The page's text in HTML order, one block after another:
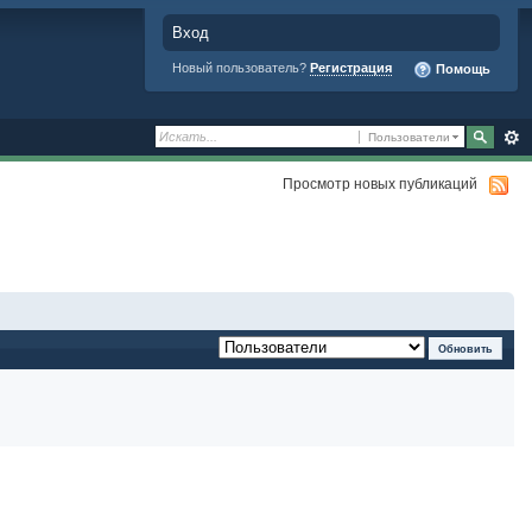
Вход
Новый пользователь? Регистрация Помощь
Пользователи
Просмотр новых публикаций